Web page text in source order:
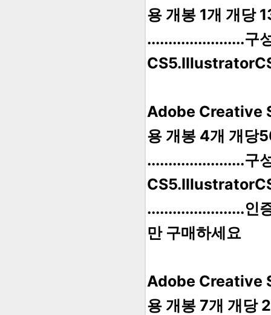
용 개봉 1개 개당
.......................
Adobe Creative
용 개봉 4개 개당
.......................
.......................인
만 구매하세요
Adobe Creative
용 개봉 7개 개당